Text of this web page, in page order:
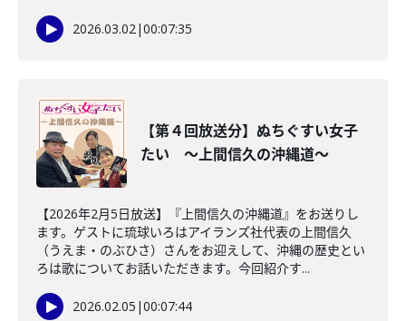
2026.03.02|00:07:35
【第４回放送分】ぬちぐすい女子
たい ～上間信久の沖縄道～
【2026年2月5日放送】『上間信久の沖縄道』をお送りし
ます。ゲストに琉球いろはアイランズ社代表の上間信久
（うえま・のぶひさ）さんをお迎えして、沖縄の歴史とい
ろは歌についてお話いただきます。今回紹介す...
2026.02.05 |00:07:44